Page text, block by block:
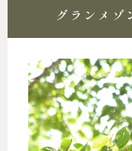
グランメゾ